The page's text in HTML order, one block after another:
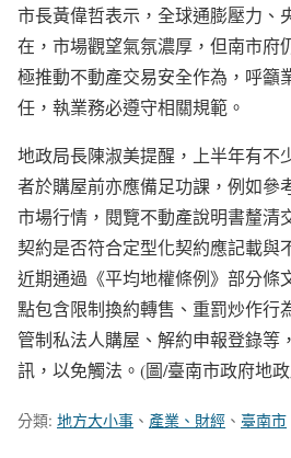
市長黃偉哲表示，全球通膨壓力、
在，市場觀望氣氛濃厚，但南市府
極推動不動產交易安全作為，呼籲
任，執業務必遵守相關規範。
地政局長陳淑美提醒，上半年有不
者於購屋前亦應備足功課，例如參
市場行情，閱覽不動產說明書釐清
契約是否符合定型化契約應記載與
近期通過《平均地權條例》部分條
點包含限制換約轉售、重罰炒作行
管制私法人購屋、解約申報登錄等
訊，以免觸法。(圖/臺南市政府地
分類: 地方大小事 、 產業、財經 、 臺南市